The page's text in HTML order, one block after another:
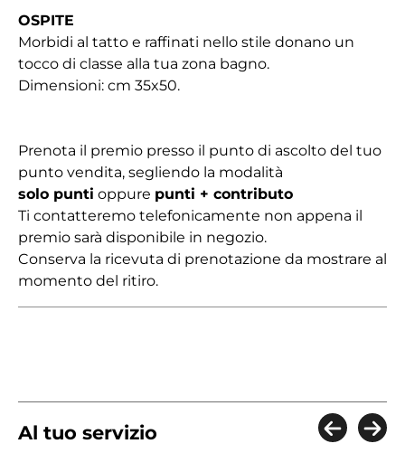
OSPITE
Morbidi al tatto e raffinati nello stile donano un
tocco di classe alla tua zona bagno.
Dimensioni: cm 35x50.
Prenota il premio presso il punto di ascolto del tuo
punto vendita, segliendo la modalità
solo punti oppure punti + contributo
Ti contatteremo telefonicamente non appena il
premio sarà disponibile in negozio.
Conserva la ricevuta di prenotazione da mostrare al
momento del ritiro.
Al tuo servizio